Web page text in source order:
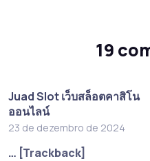
19
Juad Slot เว็บสล็อตคาสิโน
ออนไลน์
23 de dezembro de 2024
… [Trackback]